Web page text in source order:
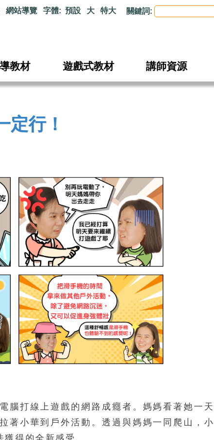
網站導覽 字體: 預設 大 特大 關鍵詞:
教材 遊戲式教材 講師資源
定行！
腦打線上遊戲的網路成癮者。媽媽看著她一
著小華到戶外活動。透過與媽媽一同爬山，
得的全新感受。